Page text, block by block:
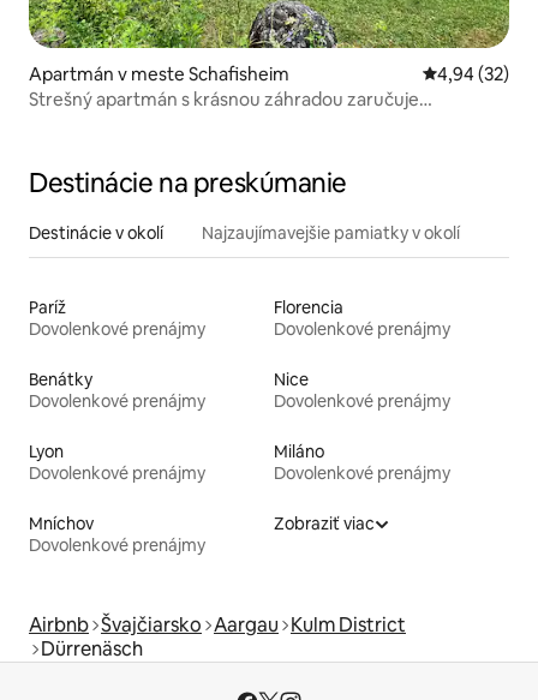
Apartmán v meste Schafisheim Priemerné
4,94 (32)
Strešný apartmán s krásnou záhradou zaručuje
Destinácie na preskúmanie
Destinácie v okolí Najzaujímavejšie pamiatky v okolí
Paríž
Dovolenkové prenájmy
Florencia
Dovolenkové prenájmy
Benátky
Dovolenkové prenájmy
Nice
Dovolenkové prenájmy
Lyon
Dovolenkové prenájmy
Miláno
Dovolenkové prenájmy
Mníchov
Dovolenkové prenájmy
Zobraziť viac
Airbnb Švajčiarsko Aargau Kulm District
Dürrenäsch